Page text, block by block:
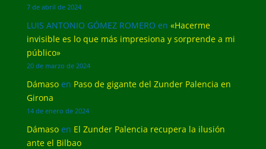
7 de abril de 2024
LUIS ANTONIO GÓMEZ ROMERO en «Hacerme
invisible es lo que más impresiona y sorprende a mi
público»
20 de marzo de 2024
Dámasoen Paso de gigante del Zunder Palencia en
Girona
14 de enero de 2024
Dámasoen El Zunder Palencia recupera la ilusión
ante el Bilbao